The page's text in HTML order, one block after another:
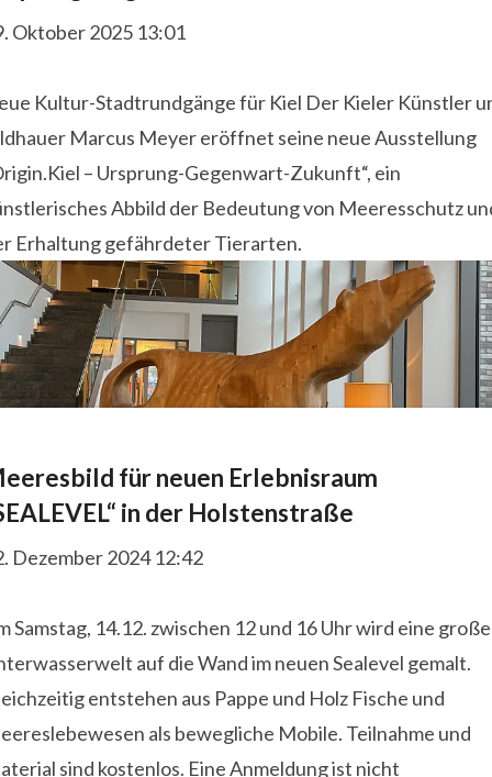
Oktober 2025 13:01
Kultur-Stadtrundgänge für Kiel Der Kieler Künstler
Marcus Meyer eröffnet seine neue Ausstellung
– Ursprung-Gegenwart-Zukunft“, ein
Abbild der Bedeutung von Meeresschutz
Erhaltung gefährdeter Tierarten.
für neuen Erlebnisraum
in der Holstenstraße
Dezember 2024 12:42
Samstag, 14.12. zwischen 12 und 16 Uhr wird eine große
auf die Wand im neuen Sealevel gemalt.
entstehen aus Pappe und Holz Fische und
als bewegliche Mobile. Teilnahme und
sind kostenlos. Eine Anmeldung ist nicht